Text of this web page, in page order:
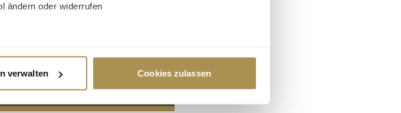
ändern oder widerrufen
werden, und legen Sie Ihre Präferenzen im
verwalten Cookies zulassen